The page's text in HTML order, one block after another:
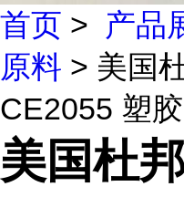
首页 > 产品
原料 > 美国
CE2055 塑
美国杜